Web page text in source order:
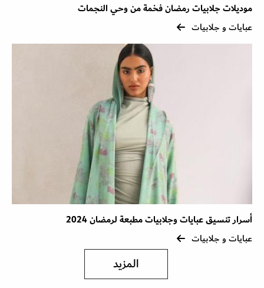
موديلات جلابيات رمضان فخمة من وحي النجمات
عبايات و جلابيات
أسرار تنسيق عبايات وجلابيات مطبعة لرمضان 2024
عبايات و جلابيات
المزيد